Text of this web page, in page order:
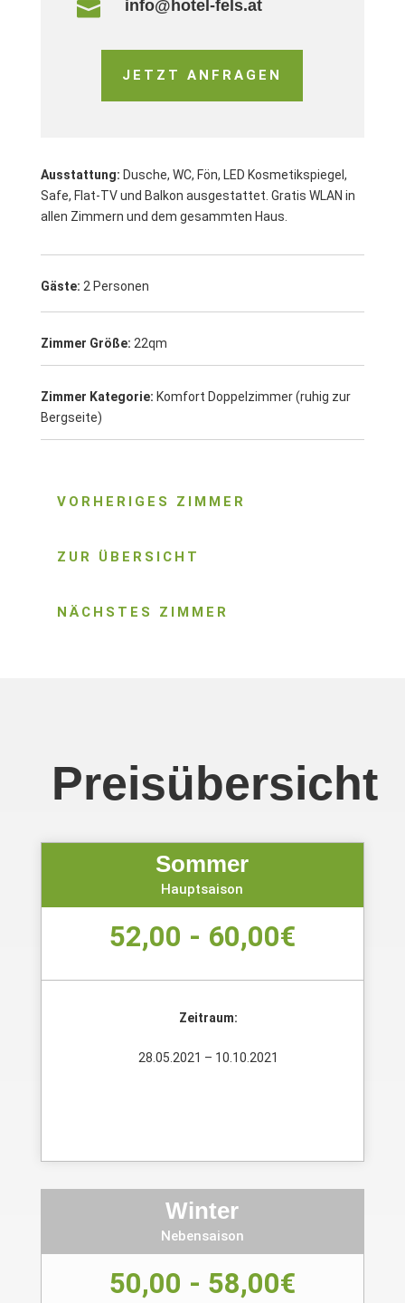
 info@hotel-fels.at
JETZT ANFRAGEN
Ausstattung: Dusche, WC, Fön, LED Kosmetikspiegel,
Safe, Flat-TV und Balkon ausgestattet. Gratis WLAN in
allen Zimmern und dem gesammten Haus.
Gäste: 2 Personen
Zimmer Größe: 22qm
Zimmer Kategorie: Komfort Doppelzimmer (ruhig zur
Bergseite)
VORHERIGES ZIMMER
ZUR ÜBERSICHT
NÄCHSTES ZIMMER
Preisübersicht
Sommer
Hauptsaison
52,00 - 60,00€
Zeitraum:
28.05.2021 – 10.10.2021
Winter
Nebensaison
50,00 - 58,00€